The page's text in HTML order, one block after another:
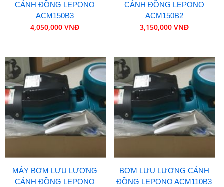
CÁNH ĐỒNG LEPONO
ACM150B3
4,050,000 VNĐ
CÁNH ĐỒNG LEPONO
ACM150B2
3,150,000 VNĐ
MÁY BƠM LƯU LƯỢNG
CÁNH ĐỒNG LEPONO
BƠM LƯU LƯỢNG CÁNH
ĐỒNG LEPONO ACM110B3